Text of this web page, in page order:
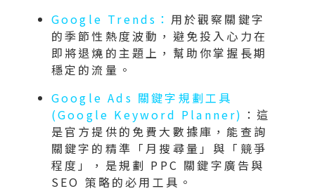
Google Trends： 用於觀察關鍵字
的季節性熱度波動，避免投入心力在
即將退燒的主題上，幫助你掌握長期
穩定的流量。
Google Ads 關鍵字規劃工具
(Google Keyword Planner) ：這
是官方提供的免費大數據庫，能查詢
關鍵字的精準「月搜尋量」與「競爭
程度」，是規劃 PPC 關鍵字廣告與
SEO 策略的必用工具。